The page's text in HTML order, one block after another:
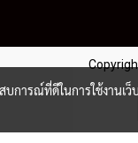
การณ์ที่ดีในการใช้งานเ